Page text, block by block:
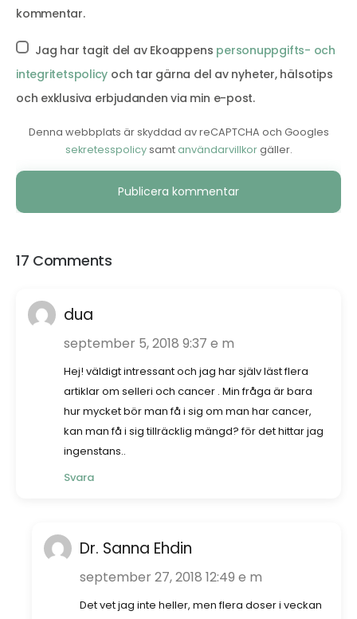
kommentar.
Jag har tagit del av Ekoappens personuppgifts- och
integritetspolicy och tar gärna del av nyheter, hälsotips
och exklusiva erbjudanden via min e-post.
Denna webbplats är skyddad av reCAPTCHA och Googles
sekretesspolicysamtanvändarvillkorgäller.
Alternative:
17 Comments
dua
september 5, 2018 9:37 e m
Hej! väldigt intressant och jag har själv läst flera
artiklar om selleri och cancer . Min fråga är bara
hur mycket bör man få i sig om man har cancer,
kan man få i sig tillräcklig mängd? för det hittar jag
ingenstans..
Svara
Dr. Sanna Ehdin
september 27, 2018 12:49 e m
Det vet jag inte heller, men flera doser i veckan